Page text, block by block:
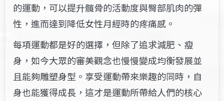
的運動，可以提升髖骨的活動度與臀部肌肉的彈
性，進而達到降低女性月經時的疼痛感。
每項運動都是好的選擇，但除了追求減肥、瘦
身，如今大眾的審美觀念也慢慢變成均衡發展並
且能夠雕塑身型。享受運動帶來樂趣的同時，自
身也能獲得成長，這才是運動所帶給人們的核心